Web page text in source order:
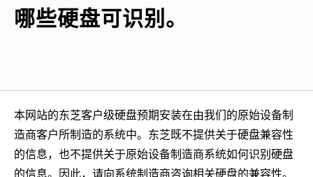
哪些硬盘可识别。
本网站的东芝客户级硬盘预期安装在由我们的原始设备制
造商客户所制造的系统中。东芝既不提供关于硬盘兼容性
的信息，也不提供关于原始设备制造商系统如何识别硬盘
的信息。因此，请向系统制造商咨询相关硬盘的兼容性。